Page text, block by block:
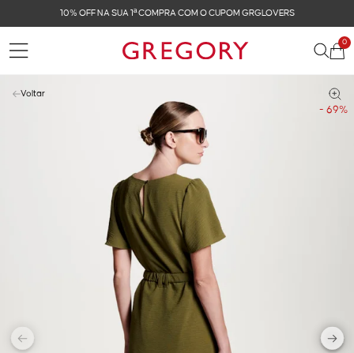
GRGLOVERS FRETE GRÁTIS NAS COMPRAS
0
- 69%
Voltar